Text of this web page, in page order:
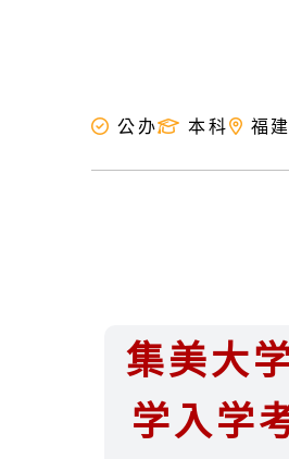
公办 本科 福
集美大
学入学